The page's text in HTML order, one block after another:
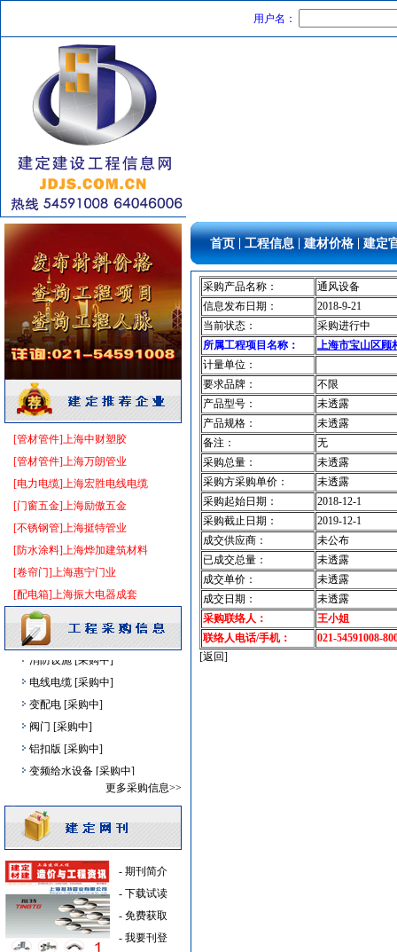
用户名：
[管材管件]上海中财塑胶
[管材管件]上海万朗管业
[电力电缆]上海宏胜电线电缆
[门窗五金]上海励傲五金
[不锈钢管]上海挺特管业
[防水涂料]上海烨加建筑材料
[卷帘门]上海惠宁门业
[配电箱]上海振大电器成套
防水防腐 [采购中]
水泵 [采购中]
二头隔栅射灯
[采购中]
火灾自动报警系统 [采购中]
消防器材 [采购中]
仪器仪表 [采购中]
防水防腐 [采购中]
高级地砖 [采购中]
铝扣版
幕墙 [采购中]
墙地面砖
[采购中]
电梯工程 [采购中]
空调设备 [采购中]
电线电缆 [采购中]
给排水系统
电线电缆 [采购中]
园林设施 [采购中]
变配电 [采购中]
开关 [采购中]
变配电 [采购中]
PVC窗帘 [采购中]
高压电器 [采购中]
墙地面砖 [采购中]
防火隔热 [采购中]
装饰石材 [采购中]
低压电器 [采购中]
消防设施 [采购中]
电线电缆 [采购中]
变配电 [采购中]
阀门 [采购中]
铝扣版 [采购中]
变频给水设备 [采购中]
[采购中]
外墙装饰 [采购中]
石英灯
[采购中]
高压电器 [采购中]
卫浴洁具 [采购中]
抛光砖石 [采购中]
给排水系统 [采购中]
配电箱 [采购中]
更多采购信息>>
- 期刊简介
- 下载试读
- 免费获取
- 我要刊登
首页 工程信息 建材价格 建定
采购产品名称：
通风设备
信息发布日期：
2018-9-21
当前状态：
采购进行中
所属工程项目名称：
上海市宝山区顾
计量单位：
要求品牌：
不限
产品型号：
未透露
产品规格：
未透露
备注：
无
采购总量：
未透露
采购方采购单价：
未透露
采购起始日期：
2018-12-1
采购截止日期：
2019-12-1
成交供应商：
未公布
已成交总量：
未透露
成交单价：
未透露
成交日期：
未透露
采购联络人：
王小姐
联络人电话/手机：
021-54591008-
[返回]